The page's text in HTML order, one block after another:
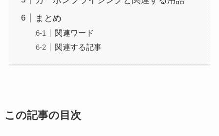
まとめ
関連ワード
関連する記事
この記事の目次